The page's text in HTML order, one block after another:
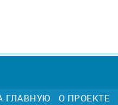
ГЛАВНУЮ О ПРОЕКТЕ